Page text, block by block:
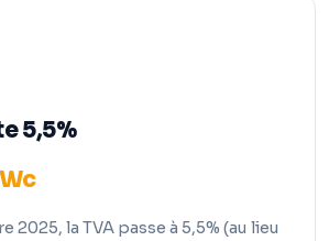
5,5%
2025, la TVA passe à 5,5% (au lieu